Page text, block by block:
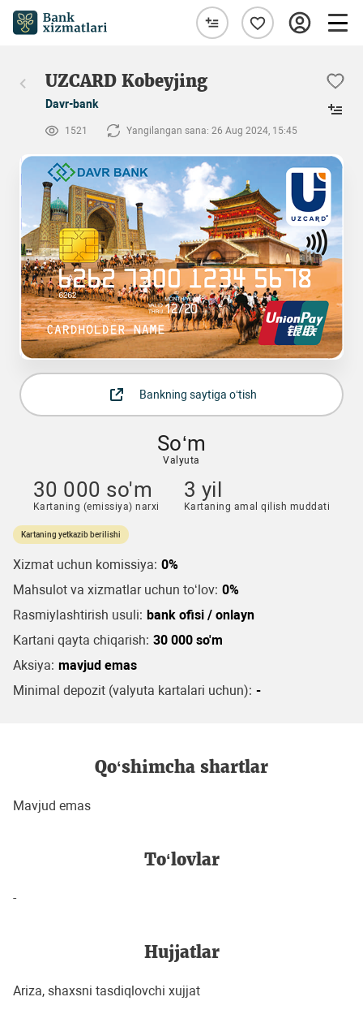
UZCARD Kobeyjing
Davr-bank
1521 Yangilangan sana: 26 Aug 2024, 15:45
Bankning saytiga o‘tish
So‘m
Valyuta
30 000 so'm
Kartaning (emissiya) narxi
3 yil
Kartaning amal qilish muddati
Kartaning yetkazib berilishi
Xizmat uchun komissiya: 0%
Mahsulot va xizmatlar uchun to‘lov: 0%
Rasmiylashtirish usuli: bank ofisi / onlayn
Kartani qayta chiqarish: 30 000 so'm
Aksiya: mavjud emas
Minimal depozit (valyuta kartalari uchun): -
Qo‘shimcha shartlar
Mavjud emas
To‘lovlar
-
Hujjatlar
Ariza, shaxsni tasdiqlovchi xujjat